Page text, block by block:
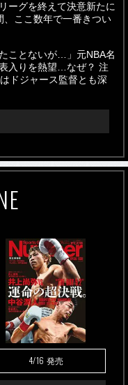
ーグを終えて決意新たに
、ここ数年で一番きつい
ことないが…」元NBA名
入りを熱望…なぜ？ 注
ドジャース監督とも深
4/16 発売